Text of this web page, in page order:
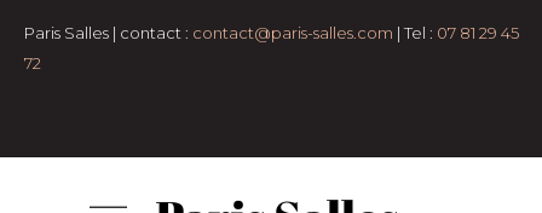
Paris Salles | contact : contact@paris-salles.com | Tel : 07 81 29 45
72
mitzvah
congrés et
d'honneur
Petit format
Pop-up